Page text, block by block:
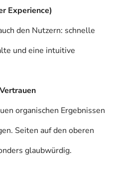
Experience)
den Nutzern: schnelle
und eine intuitive
organischen Ergebnissen
Seiten auf den oberen
glaubwürdig.